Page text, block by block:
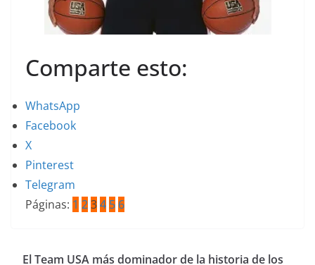
Comparte esto:
WhatsApp
Facebook
X
Pinterest
Telegram
Páginas: 1 234 5 6
El Team USA más dominador de la historia de los